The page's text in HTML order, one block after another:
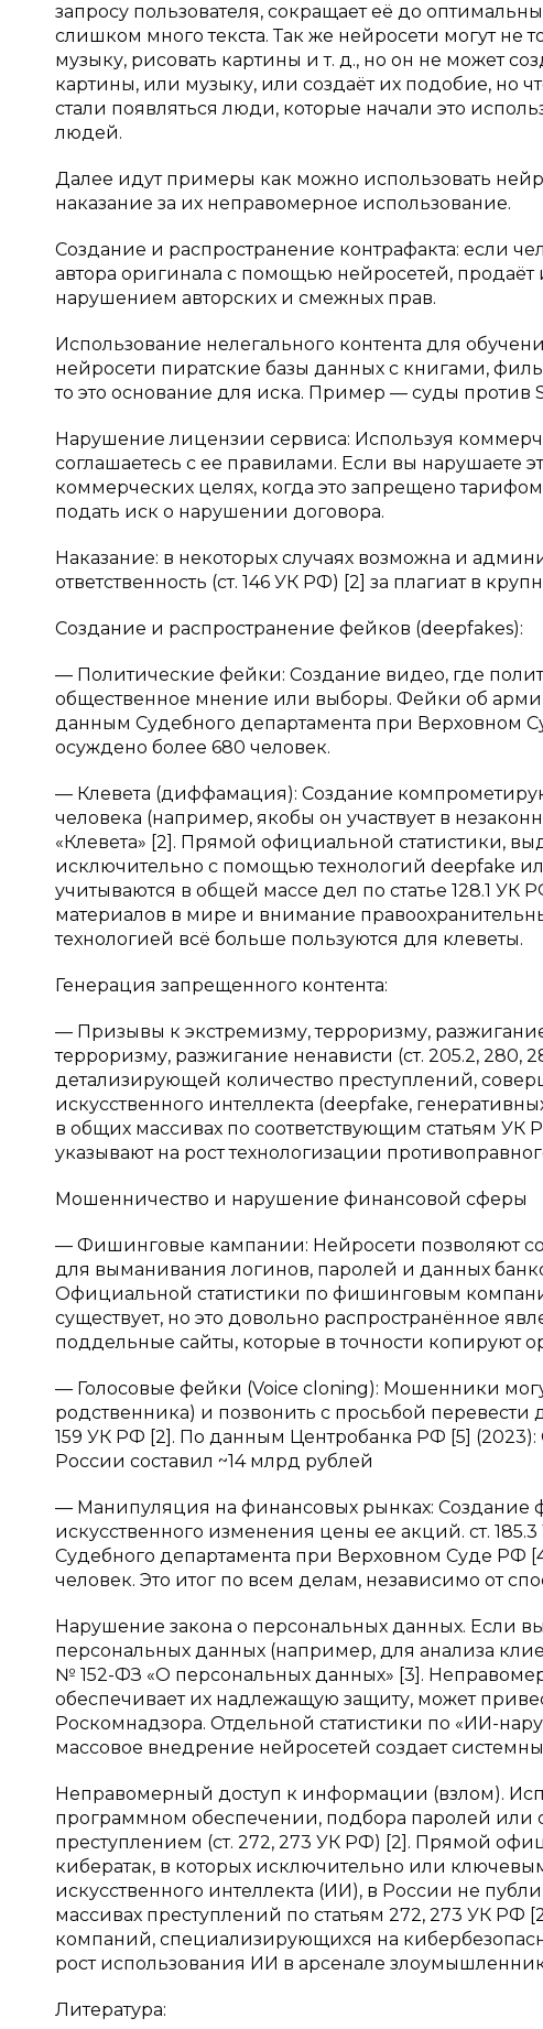
запросу пользователя, сокращает её до
слишком много текста. Так же нейросети могут не
музыку, рисовать картины и т. д., но он не может
картины, или музыку, или создаёт их подобие, но
стали появляться люди, которые начали это
людей.
Далее идут примеры как можно использовать
наказание за их неправомерное использование.
Создание и распространение контрафакта: если
автора оригинала с помощью нейросетей, продаёт
нарушением авторских и смежных прав.
Использование нелегального контента для
нейросети пиратские базы данных с книгами,
то это основание для иска. Пример — суды против
Нарушение лицензии сервиса: Используя
соглашаетесь с ее правилами. Если вы нарушаете
коммерческих целях, когда это запрещено
подать иск о нарушении договора.
Наказание: в некоторых случаях возможна и
ответственность (ст. 146 УК РФ) [2] за плагиат в
Создание и распространение фейков (deepfakes):
— Политические фейки: Создание видео, где
общественное мнение или выборы. Фейки об
данным Судебного департамента при Верховном
осуждено более 680 человек.
— Клевета (диффамация): Создание
человека (например, якобы он участвует в
«Клевета» [2]. Прямой официальной статистики,
исключительно с помощью технологий deepfake
учитываются в общей массе дел по статье 128.1 УК
материалов в мире и внимание
технологией всё больше пользуются для клеветы.
Генерация запрещенного контента:
— Призывы к экстремизму, терроризму,
терроризму, разжигание ненависти (ст. 205.2,
детализирующей количество преступлений,
искусственного интеллекта (deepfake,
в общих массивах по соответствующим статьям
указывают на рост технологизации
Мошенничество и нарушение финансовой сферы
— Фишинговые кампании: Нейросети позволяют
для выманивания логинов, паролей и данных
Официальной статистики по фишинговым
существует, но это довольно распространённое
поддельные сайты, которые в точности копируют
— Голосовые фейки (Voice cloning): Мошенники
родственника) и позвонить с просьбой перевести
159 УК РФ [2]. По данным Центробанка РФ [5]
России составил ~14 млрд рублей
— Манипуляция на финансовых рынках: Создание
искусственного изменения цены ее акций. ст.
Судебного департамента при Верховном Суде РФ
человек. Это итог по всем делам, независимо от
Нарушение закона о персональных данных. Если
персональных данных (например, для анализа
№ 152-ФЗ «О персональных данных» [3].
обеспечивает их надлежащую защиту, может
Роскомнадзора. Отдельной статистики по «ИИ-
массовое внедрение нейросетей создает
Неправомерный доступ к информации (взлом).
программном обеспечении, подбора паролей или
преступлением (ст. 272, 273 УК РФ) [2]. Прямой
кибератак, в которых исключительно или
искусственного интеллекта (ИИ), в России не
массивах преступлений по статьям 272, 273 УК
компаний, специализирующихся на
рост использования ИИ в арсенале
Литература: